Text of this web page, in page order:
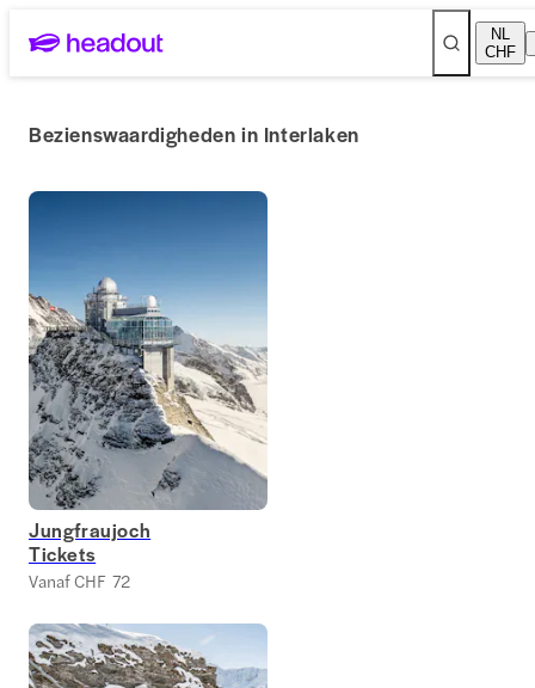
NL
CHF
Bezienswaardigheden in Interlaken
Jungfraujoch
Tickets
Vanaf CHF 72